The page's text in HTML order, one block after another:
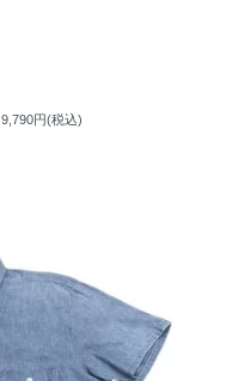
9,790円(税込)